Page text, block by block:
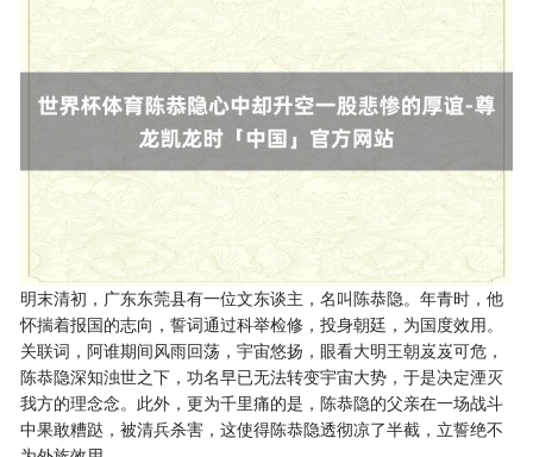
明末清初，广东东莞县有一位文东谈主，名叫陈恭隐。年青时，他
怀揣着报国的志向，誓词通过科举检修，投身朝廷，为国度效用。
关联词，阿谁期间风雨回荡，宇宙悠扬，眼看大明王朝岌岌可危，
陈恭隐深知浊世之下，功名早已无法转变宇宙大势，于是决定湮灭
我方的理念念。此外，更为千里痛的是，陈恭隐的父亲在一场战斗
中果敢糟跶，被清兵杀害，这使得陈恭隐透彻凉了半截，立誓绝不